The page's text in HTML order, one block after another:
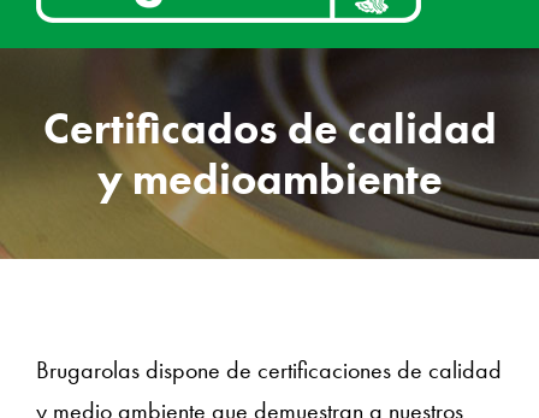
Certificados de calidad
y medioambiente
Brugarolas dispone de certificaciones de calidad
y medio ambiente que demuestran a nuestros